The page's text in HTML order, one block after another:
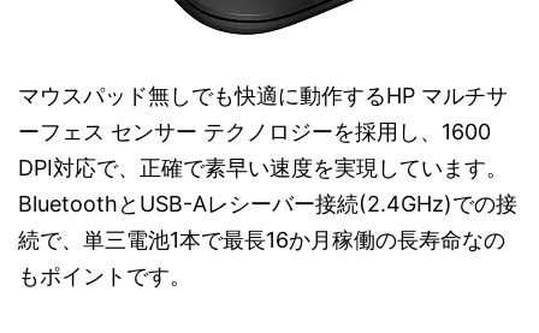
マウスパッド無しでも快適に動作するHP マルチサ
ーフェス センサー テクノロジーを採用し、1600
DPI対応で、正確で素早い速度を実現しています。
BluetoothとUSB-Aレシーバー接続(2.4GHz)での接
続で、単三電池1本で最長16か月稼働の長寿命なの
もポイントです。